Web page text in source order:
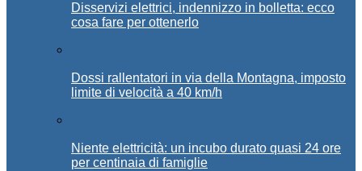
Disservizi elettrici, indennizzo in bolletta: ecco
cosa fare per ottenerlo
Dossi rallentatori in via della Montagna, imposto
limite di velocità a 40 km/h
Niente elettricità: un incubo durato quasi 24 ore
per centinaia di famiglie